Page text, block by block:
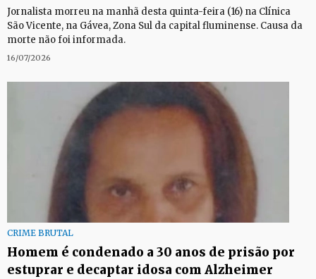
Jornalista morreu na manhã desta quinta-feira (16) na Clínica
São Vicente, na Gávea, Zona Sul da capital fluminense. Causa da
morte não foi informada.
16/07/2026
CRIME BRUTAL
Homem é condenado a 30 anos de prisão por
estuprar e decaptar idosa com Alzheimer